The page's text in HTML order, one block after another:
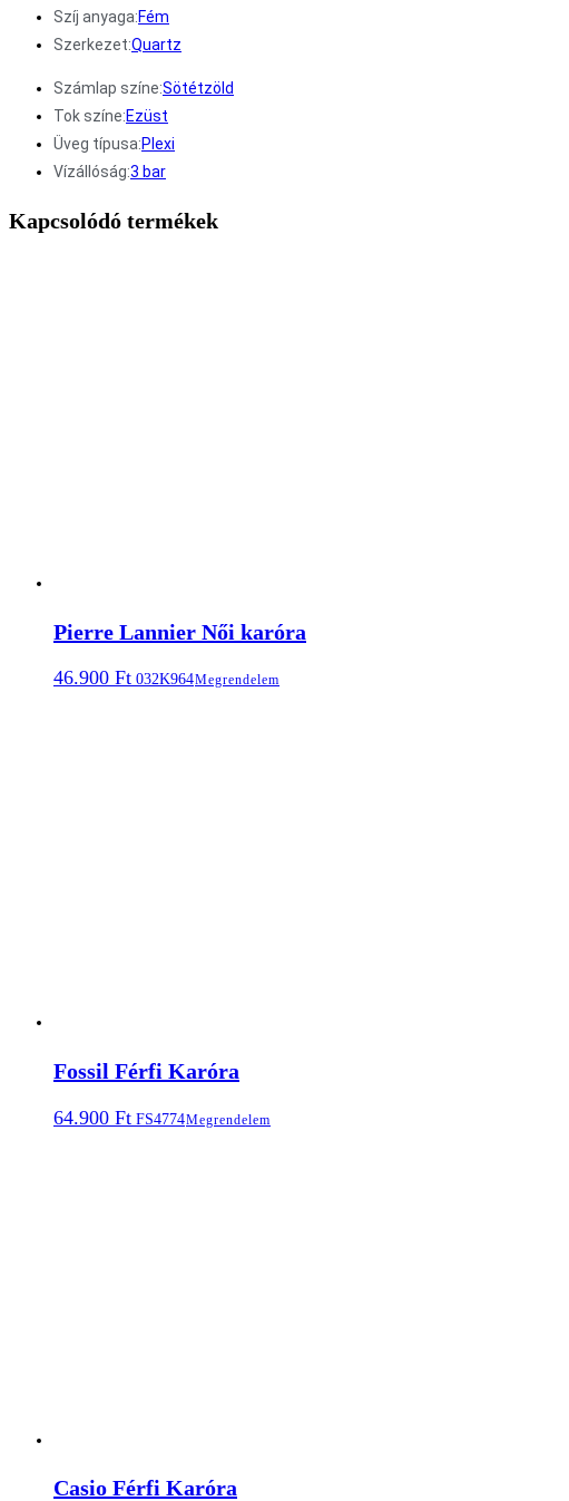
Szíj anyaga:Fém
Szerkezet:Quartz
Számlap színe:Sötétzöld
Tok színe:Ezüst
Üveg típusa:Plexi
Vízállóság:3 bar
Kapcsolódó termékek
Pierre Lannier Női karóra
46.900 Ft 032K964Megrendelem
Fossil Férfi Karóra
64.900 Ft FS4774Megrendelem
Casio Férfi Karóra